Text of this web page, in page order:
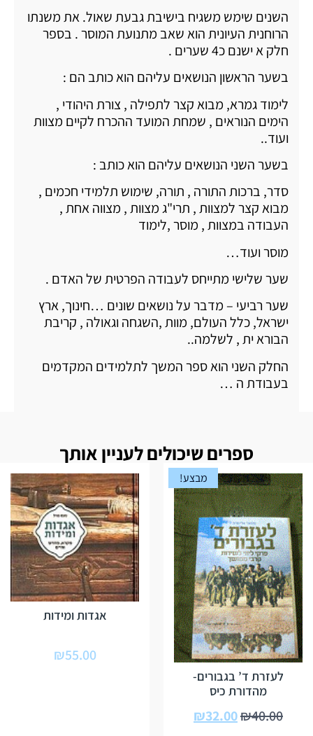
השנים שימש משגיח בישיבת גבעת שאול. את משנתו
הרוחנית העיונית הוא שאב מתנועת המוסר . בספר
חלק א ישנם כ4 שערים .
בשער הראשון הנושאים עליהם הוא כותב הם :
לימוד גמרא, מבוא קצר לתפילה , צורת היהודי ,
הימים הנוראים , שמחת המועד ההכרח לקיים מצוות
ועוד..
בשער השני הנושאים עליהם הוא כותב :
סדר, ברכות התורה , תורה, שימוש תלמידי חכמים ,
מבוא קצר למצוות , תרי"ג מצוות , מצווה אחת ,
העבודה במצוות , מוסר ,לימוד
מוסר ועוד…
שער שלישי מתייחס לעבודה הפרטית של האדם .
שער רביעי – מדבר על נושאים שונים …חינוך, ארץ
ישראל, כלל העולם, מוות ,השגחה וגאולה , קריבת
הבורא ית , לשלמה..
החלק השני הוא ספר המשך לתלמידים המקדמים
בעבודת ה …
ספרים שיכולים לעניין אותך
מבצע!
לעזרת ד’ בגבורים-
מהדורת כיס
₪40.00
₪32.00
אגדות ומידות
₪55.00